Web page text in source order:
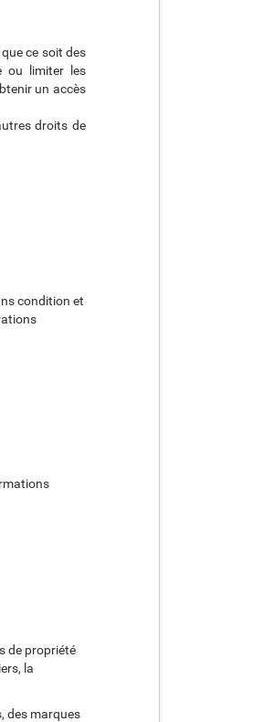
ce soit des
ou limiter les
un accès
droits de
condition et
de propriété
la
des marques